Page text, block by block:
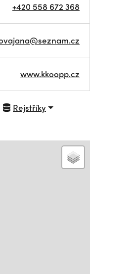
+420 558 672 368
www.kkoopp.cz
Rejstříky